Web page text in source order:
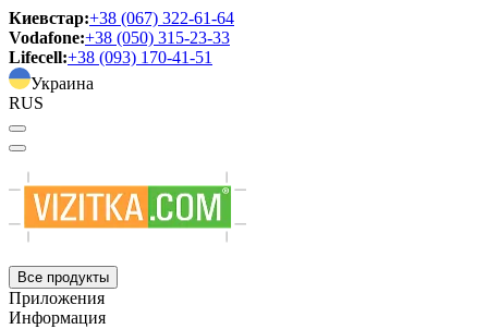
Киевстар:+38 (067) 322-61-64
Vodafone:+38 (050) 315-23-33
Lifecell:+38 (093) 170-41-51
Украина
RUS
Все продукты
Приложения
Информация